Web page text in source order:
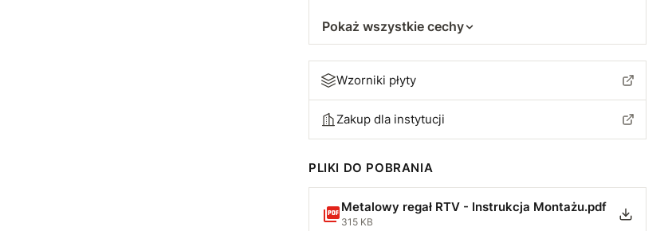
Pokaż wszystkie cechy
Wzorniki płyty
Zakup dla instytucji
PLIKI DO POBRANIA
Metalowy regał RTV - Instrukcja Montażu.pdf
315 KB